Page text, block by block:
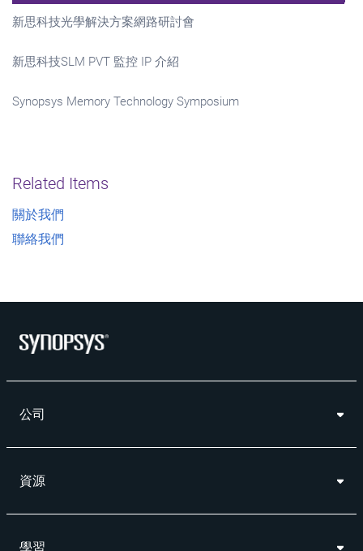
新思科技光學解決方案網路研討會
新思科技SLM PVT 監控 IP 介紹
Synopsys Memory Technology Symposium
Related Items
關於我們
聯絡我們
公司
資源
學習